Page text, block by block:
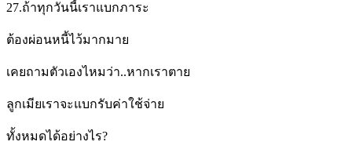
27.ถ้าทุกวันนี้เราแบกภาระ
ต้องผ่อนหนี้ไว้มากมาย
เคยถามตัวเองไหมว่า..หากเราตาย
ลูกเมียเราจะแบกรับค่าใช้จ่าย
ทั้งหมดได้อย่างไร?